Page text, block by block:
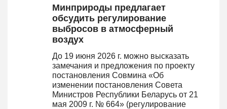
Минприроды предлагает
обсудить регулирование
выбросов в атмосферный
воздух
До 19 июня 2026 г. можно высказать
замечания и предложения по проекту
постановления Совмина «Об
изменении постановления Совета
Министров Республики Беларусь от 21
мая 2009 г. № 664» (регулирование